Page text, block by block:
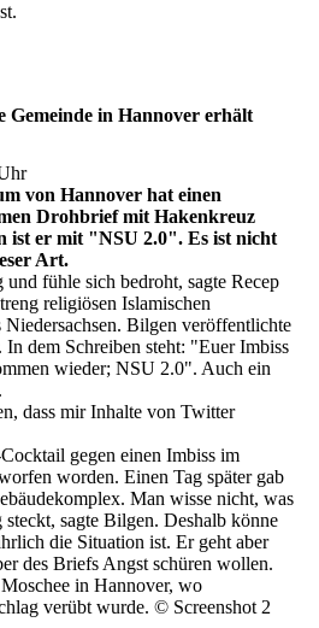
in Hannover erhält
von Hannover hat einen
Drohbrief mit Hakenkreuz
ist er mit "NSU 2.0". Es ist nicht
Art.
fühle sich bedroht, sagte Recep
religiösen Islamischen
Bilgen veröffentlichte
dem Schreiben steht: "Euer Imbiss
wieder; NSU 2.0". Auch ein
dass mir Inhalte von Twitter
gegen einen Imbiss im
worden. Einen Tag später gab
Man wisse nicht, was
sagte Bilgen. Deshalb könne
die Situation ist. Er geht aber
des Briefs Angst schüren wollen.
in Hannover, wo
verübt wurde. © Screenshot 2